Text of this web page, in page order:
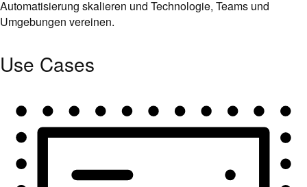
Automatisierung skalieren und Technologie, Teams und
Umgebungen vereinen.
Use Cases